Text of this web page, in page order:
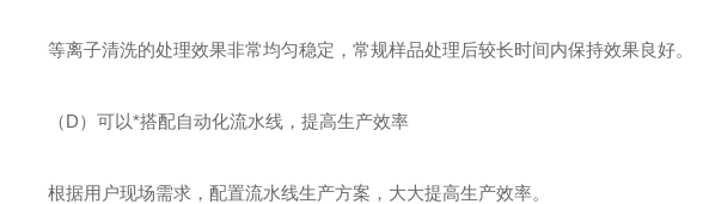
等离子清洗的处理效果非常均匀稳定，常规样品处理后较长时间内保持效果良好。
（D）可以*搭配自动化流水线，提高生产效率
根据用户现场需求，配置流水线生产方案，大大提高生产效率。